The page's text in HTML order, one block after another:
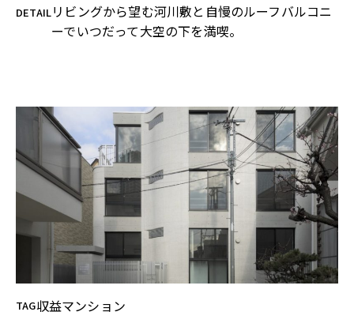
DETAILリビングから望む河川敷と自慢のルーフバルコニ
ーでいつだって大空の下を満喫。
TAG収益マンション